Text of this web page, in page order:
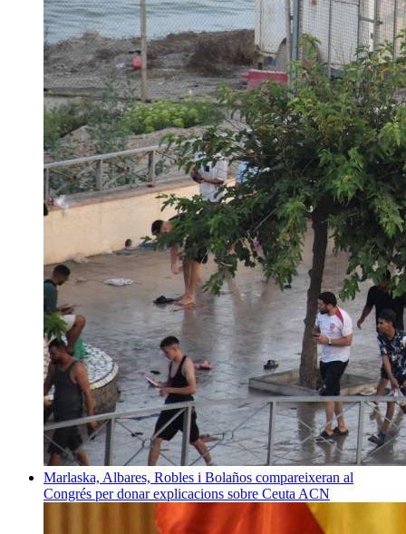
Marlaska, Albares, Robles i Bolaños compareixeran al
Congrés per donar explicacions sobre Ceuta ACN